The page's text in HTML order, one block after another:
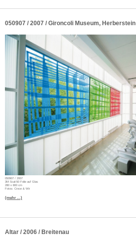
050907 / 2007 / Gironcoli Museum, Herberstein
050907 / 2007
3M Scal-50 Folie auf Glas
280 x 800 cm
Fotos: Croce & Wir
(mehr …)
Altar / 2006 / Breitenau